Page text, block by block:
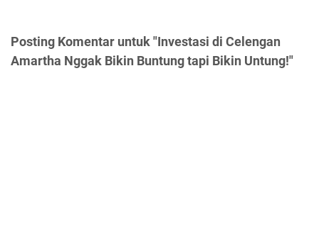
Posting Komentar untuk "Investasi di Celengan
Amartha Nggak Bikin Buntung tapi Bikin Untung!"